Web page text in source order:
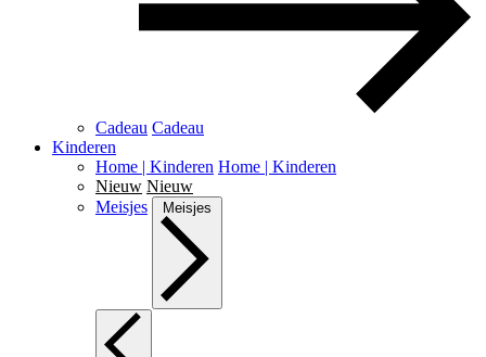
Cadeau Cadeau
Kinderen
Home | Kinderen Home | Kinderen
Nieuw Nieuw
Meisjes
Meisjes